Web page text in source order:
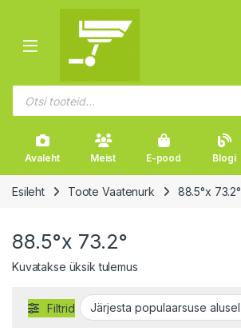
Open
Products search
Avaleht Meist E-pood Blogi
Esileht Toote Vaatenurk 88.5°x 73.2°
88.5°x 73.2°
Kuvatakse üksik tulemus
Filtrid